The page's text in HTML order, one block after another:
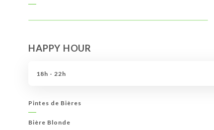
HAPPY HOUR
18h - 22h
Pintes de Bières
Bière Blonde